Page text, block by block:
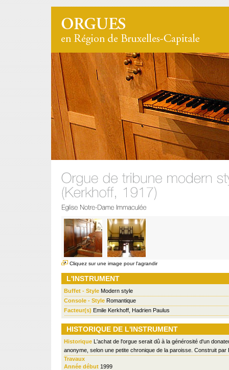
Cliquez sur une image pour l'agrandir
L'INSTRUMENT
Buffet - Style Modern style
Console - Style Romantique
Facteur(s) Emile Kerkhoff, Hadrien Paulus
HISTORIQUE DE L'INSTRUMENT
Historique L'achat de l'orgue serait dû à la générosité d'un
anonyme, selon une petite chronique de la paroisse. Construit par
Travaux
Année début 1999